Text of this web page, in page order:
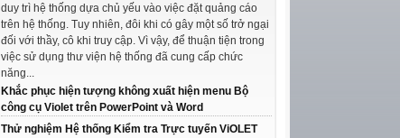
duy trì hệ thống dựa chủ yếu vào việc đặt quảng cáo
trên hệ thống. Tuy nhiên, đôi khi có gây một số trở ngại
đối với thầy, cô khi truy cập. Vì vậy, để thuận tiện trong
việc sử dụng thư viện hệ thống đã cung cấp chức
năng...
Khắc phục hiện tượng không xuất hiện menu Bộ
công cụ Violet trên PowerPoint và Word
Thử nghiệm Hệ thống Kiểm tra Trực tuyến ViOLET